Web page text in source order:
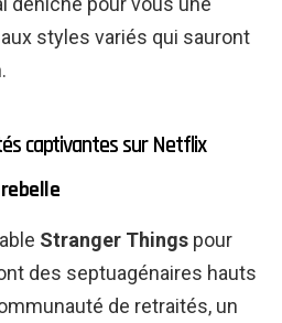
styles variés qui sauront
captivantes sur Netflix
Stranger Things pour
des septuagénaires hauts
de retraités, un